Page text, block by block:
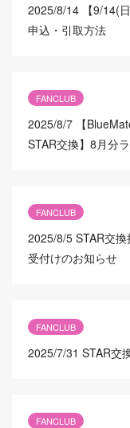
2025/8/14 【9/14(
申込・引取方法
FANCLUB
2025/8/7 【
STAR交換】8月分
FANCLUB
2025/8/5 STAR交
受付けのお知らせ
FANCLUB
2025/7/31 STAR交
FANCLUB